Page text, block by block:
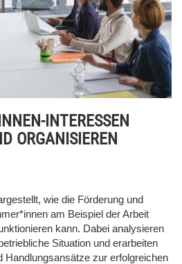
INTERESSEN
ORGANISIEREN
wie die Förderung und
am Beispiel der Arbeit
kann. Dabei analysieren
Situation und erarbeiten
Handlungsansätze zur erfolgreichen